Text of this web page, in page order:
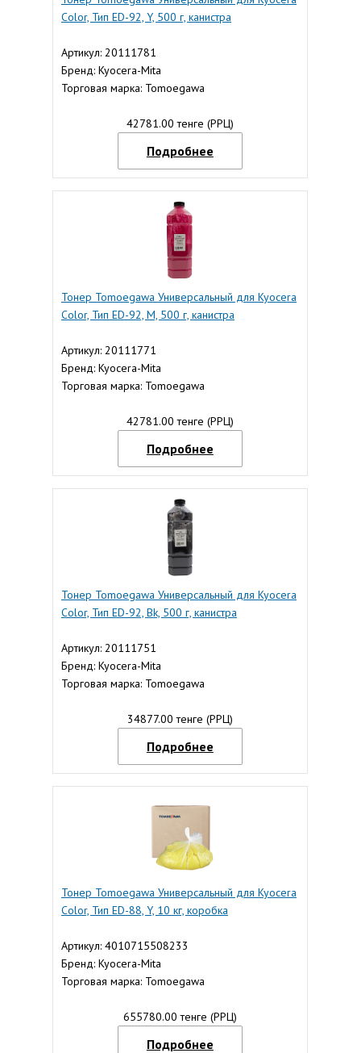
Color, Тип ED-92, Y, 500 г, канистра
Артикул: 20111781
Бренд: Kyocera-Mita
Торговая марка: Tomoegawa
42781.00 тенге (РРЦ)
Подробнее
Тонер Tomoegawa Универсальный для Kyocera
Color, Тип ED-92, M, 500 г, канистра
Артикул: 20111771
Бренд: Kyocera-Mita
Торговая марка: Tomoegawa
42781.00 тенге (РРЦ)
Подробнее
Тонер Tomoegawa Универсальный для Kyocera
Color, Тип ED-92, Bk, 500 г, канистра
Артикул: 20111751
Бренд: Kyocera-Mita
Торговая марка: Tomoegawa
34877.00 тенге (РРЦ)
Подробнее
Тонер Tomoegawa Универсальный для Kyocera
Color, Тип ED-88, Y, 10 кг, коробка
Артикул: 4010715508233
Бренд: Kyocera-Mita
Торговая марка: Tomoegawa
655780.00 тенге (РРЦ)
Подробнее